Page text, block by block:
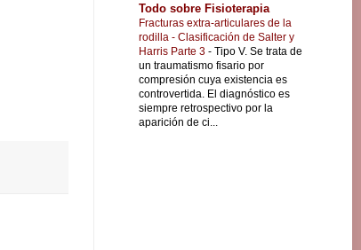
Todo sobre Fisioterapia
Fracturas extra-articulares de la
rodilla - Clasificación de Salter y
Harris Parte 3 - Tipo V. Se trata de
un traumatismo fisario por
compresión cuya existencia es
controvertida. El diagnóstico es
siempre retrospectivo por la
aparición de ci...